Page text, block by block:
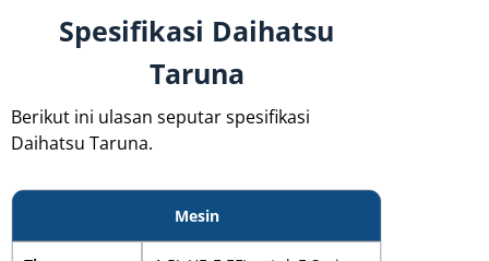
Spesifikasi Daihatsu
Taruna
Berikut ini ulasan seputar spesifikasi
Daihatsu Taruna.
Mesin